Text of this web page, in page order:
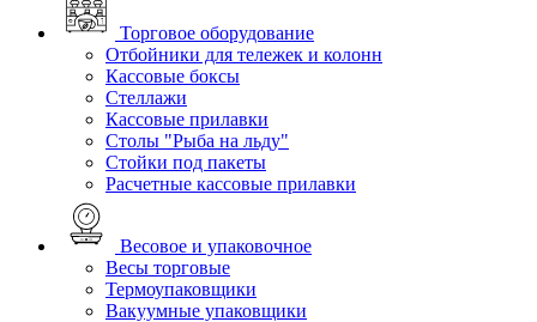
Торговое оборудование
Отбойники для тележек и колонн
Кассовые боксы
Стеллажи
Кассовые прилавки
Столы "Рыба на льду"
Стойки под пакеты
Расчетные кассовые прилавки
Весовое и упаковочное
Весы торговые
Термоупаковщики
Вакуумные упаковщики